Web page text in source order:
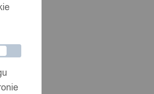
stronie.